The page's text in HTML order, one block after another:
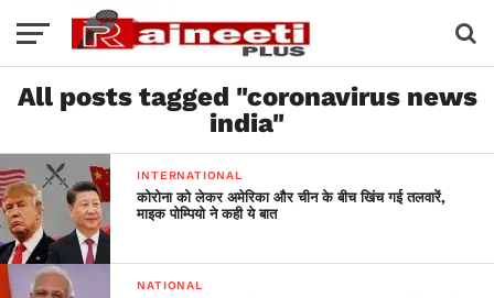
All posts tagged "coronavirus news
india"
INTERNATIONAL
कोरोना को लेकर अमेरिका और चीन के बीच खिंच गई तलवारें,
माइक पोम्पियो ने कही ये बात
NATIONAL